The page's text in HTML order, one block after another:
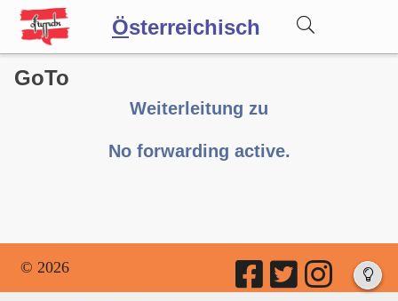
Österreichisch
Wörterbuch
GoTo
Weiterleitung zu
No forwarding active.
© 2026